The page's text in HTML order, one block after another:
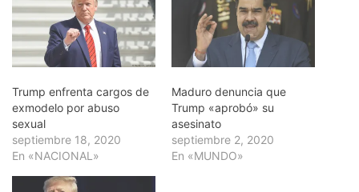
Trump enfrenta cargos de
exmodelo por abuso
sexual
septiembre 18, 2020
En «NACIONAL»
Maduro denuncia que
Trump «aprobó» su
asesinato
septiembre 2, 2020
En «MUNDO»